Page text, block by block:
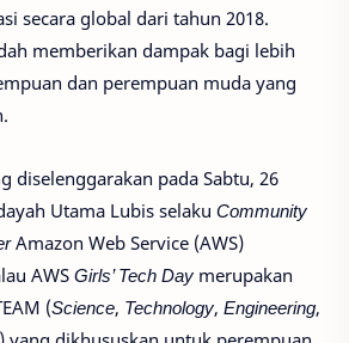
secara global dari tahun 2018.
memberikan dampak bagi lebih
dan perempuan muda yang
diselenggarakan pada Sabtu, 26
Utama Lubis selaku Community
Amazon Web Service (AWS)
AWS Girls’ Tech Day merupakan
(Science, Technology, Engineering,